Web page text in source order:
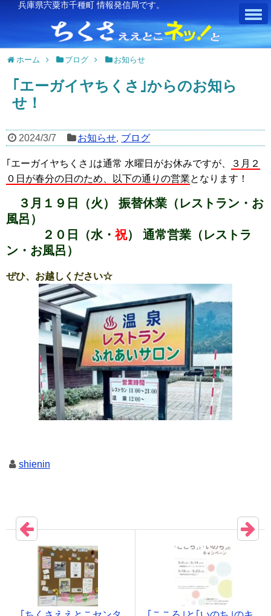
兵庫県宍粟市千種町 情報発信局です。
ホーム ブログ お知らせ
｢エーガイヤちくさ｣からのお知ら
せ！
2024/3/7 お知らせ, ブログ
｢エーガイヤちくさ｣は通常 水曜日がお休みですが、
３月２
０日が春分の日のため、以下の通りの営業となります！
３月１９日（火） 振替休業（レストラン・お
風呂）
２０日（水・祝） 通常営業（レストラ
ン・お風呂）
ぜひ、お越しください☆
shienin